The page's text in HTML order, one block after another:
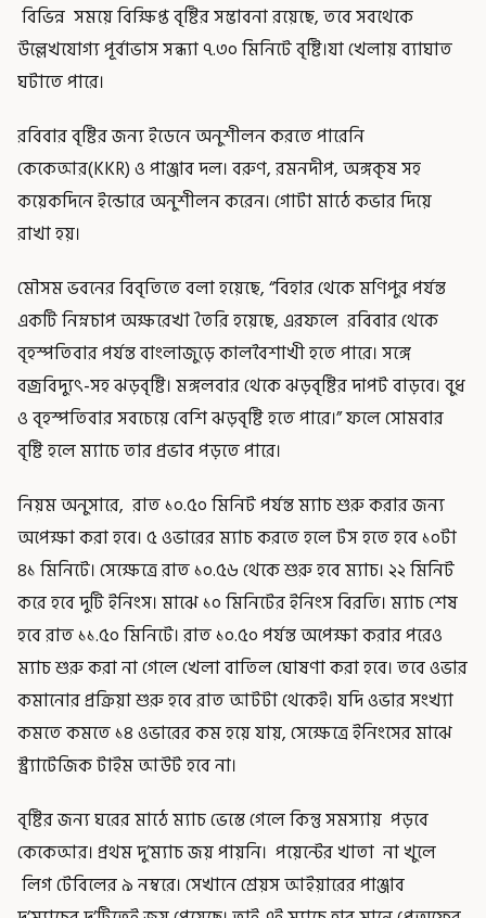
বিভিন্ন সময়ে বিক্ষিপ্ত বৃষ্টির সম্ভাবনা রয়েছে, তবে সবথেকে
উল্লেখযোগ্য পূর্বাভাস সন্ধ্যা ৭.৩০ মিনিটে বৃষ্টি।যা খেলায় ব্যাঘাত
ঘটাতে পারে।
রবিবার বৃষ্টির জন্য ইডেনে অনুশীলন করতে পারেনি
কেকেআর(KKR) ও পাঞ্জাব দল। বরুণ, রমনদীপ, অঙ্গকৃষ সহ
কয়েকদিনে ইন্ডোরে অনুশীলন করেন। গোটা মাঠে কভার দিয়ে
রাখা হয়।
মৌসম ভবনের বিবৃতিতে বলা হয়েছে, “বিহার থেকে মণিপুর পর্যন্ত
একটি নিম্নচাপ অক্ষরেখা তৈরি হয়েছে, এরফলে রবিবার থেকে
বৃহস্পতিবার পর্যন্ত বাংলাজুড়ে কালবৈশাখী হতে পারে। সঙ্গে
বজ্রবিদ্যুৎ-সহ ঝড়বৃষ্টি। মঙ্গলবার থেকে ঝড়বৃষ্টির দাপট বাড়বে। বুধ
ও বৃহস্পতিবার সবচেয়ে বেশি ঝড়বৃষ্টি হতে পারে।” ফলে সোমবার
বৃষ্টি হলে ম্যাচে তার প্রভাব পড়তে পারে।
নিয়ম অনুসারে, রাত ১০.৫০ মিনিট পর্যন্ত ম্যাচ শুরু করার জন্য
অপেক্ষা করা হবে। ৫ ওভারের ম্যাচ করতে হলে টস হতে হবে ১০টা
৪১ মিনিটে। সেক্ষেত্রে রাত ১০.৫৬ থেকে শুরু হবে ম্যাচ। ২২ মিনিট
করে হবে দুটি ইনিংস। মাঝে ১০ মিনিটের ইনিংস বিরতি। ম্যাচ শেষ
হবে রাত ১১.৫০ মিনিটে। রাত ১০.৫০ পর্যন্ত অপেক্ষা করার পরেও
ম্যাচ শুরু করা না গেলে খেলা বাতিল ঘোষণা করা হবে। তবে ওভার
কমানোর প্রক্রিয়া শুরু হবে রাত আটটা থেকেই। যদি ওভার সংখ্যা
কমতে কমতে ১৪ ওভারের কম হয়ে যায়, সেক্ষেত্রে ইনিংসের মাঝে
স্ট্র্যাটেজিক টাইম আউট হবে না।
বৃষ্টির জন্য ঘরের মাঠে ম্যাচ ভেস্তে গেলে কিন্তু সমস্যায় পড়বে
কেকেআর। প্রথম দু’ম্যাচ জয় পায়নি। পয়েন্টের খাতা না খুলে
লিগ টেবিলের ৯ নম্বরে। সেখানে শ্রেয়স আইয়ারের পাঞ্জাব